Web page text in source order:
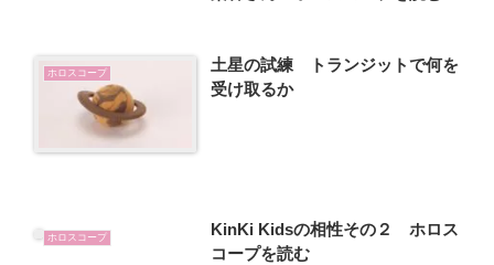
ホロスコープ
土星の試練 トランジットで何を
受け取るか
ホロスコープ
KinKi Kidsの相性その２ ホロス
コープを読む